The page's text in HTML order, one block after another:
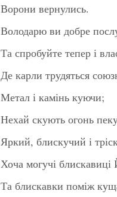
Ворони вернулись.
Володарю ви добре
Та спробуйте тепер і
Де карли трудяться
Метал і камінь куючи;
Нехай скують огонь
Яркий, блискучий і
Хоча могучі
Та блискавки поміж